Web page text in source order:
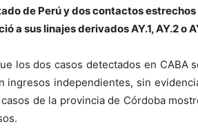
de Perú y dos contactos
a sus linajes derivados AY.1, AY.2 o
los dos casos detectados en
ingresos independientes, sin
de la provincia de Córdoba